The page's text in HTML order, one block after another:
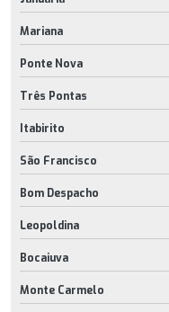
Mariana
Ponte Nova
Três Pontas
Itabirito
São Francisco
Bom Despacho
Leopoldina
Bocaiuva
Monte Carmelo